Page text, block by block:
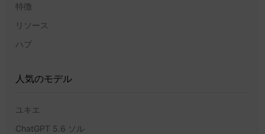
特徴
リソース
ハブ
人気のモデル
ユキエ
ChatGPT 5.6 ソル